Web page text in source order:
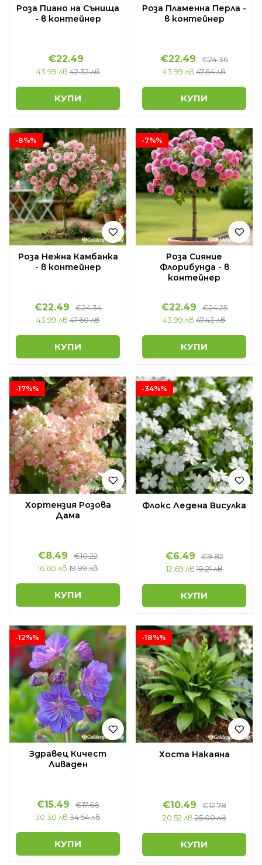
Роза Пиано на Сънища
- в контейнер
€22.49
43.99 лв 42.32 лв
КУПИ
Роза Пламенна Перла -
в контейнер
€22.49
€24.36
43.99 лв 47.64 лв
КУПИ
-8%%
Роза Нежна Камбанка
- в контейнер
€22.49
€24.34
43.99 лв 47.60 лв
КУПИ
-7%%
Роза Сияние
Флорибунда - в
контейнер
€22.49
€24.25
43.99 лв 47.43 лв
КУПИ
-17%%
Хортензия Розова
Дама
€8.49
€10.22
16.60 лв 19.99 лв
КУПИ
-34%%
Флокс Ледена Висулка
€6.49
€9.82
12.69 лв 19.21 лв
КУПИ
-12%%
Здравец Кичест
Ливаден
€15.49
€17.66
30.30 лв 34.54 лв
КУПИ
-18%%
Хоста Накаяна
€10.49
€12.78
20.52 лв 25.00 лв
КУПИ